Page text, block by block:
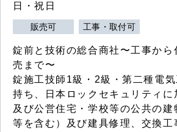
日・祝日
販売可 工事・取付可
錠前と技術の総合商社〜工事から
売まで〜
錠施工技師1級・2級・第二種電
持ち、日本ロックセキュリティに
及び公営住宅・学校等の公共の建
等を含む）及び建具修理、交換工